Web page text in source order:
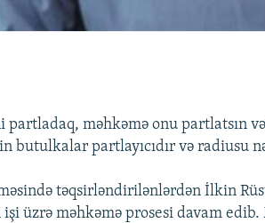
məhkəmə onu partlatsın
butulkalar partlayıcıdır və radiusu
təqsirləndirilənlərdən İlkin
üzrə məhkəmə prosesi davam